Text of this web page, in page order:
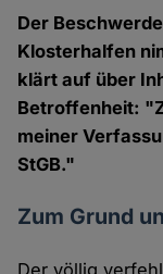
Der
Klosterhalfen
klärt auf über
Betroffenheit:
meiner
StGB."
Zum Grund